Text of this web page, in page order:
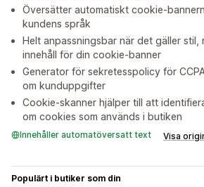
Översätter automatiskt cookie-
kundens språk
Helt anpassningsbar när det gäller
innehåll för din cookie-banner
Generator för sekretesspolicy för
om kunduppgifter
Cookie-skanner hjälper till att
om cookies som används i butiken
Innehåller automatöversatt text Visa
Populärt i butiker som din